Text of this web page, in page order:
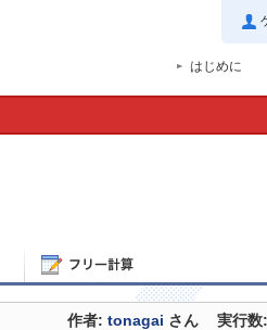
はじめに
作者: tonagai さん 実行数